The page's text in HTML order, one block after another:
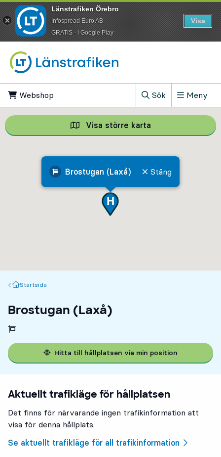
Webshop
Sök
, Visa sökfältet
Meny
Brostugan (Laxå) Stäng
Visa större karta Visa större
Startsida
Startsida
Brostugan (Laxå)
Hitta till hållplatsen via min position
Aktuellt trafikläge för hållplatsen
Det finns för närvarande ingen trafikinformation att
visa för denna hållplats.
Se aktuellt trafikläge för all trafikinformation
Länstrafiken Örebro
Infospread Euro AB
​GRATIS - i Google Play
Visa